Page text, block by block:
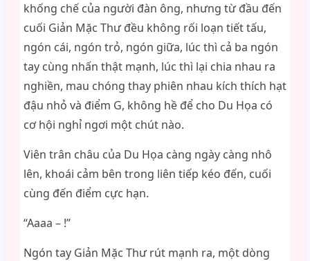
khống chế của người đàn ông, nhưng từ đầu đến
cuối Giản Mặc Thư đều không rối loạn tiết tấu,
ngón cái, ngón trỏ, ngón giữa, lúc thì cả ba ngón
tay cùng nhấn thật mạnh, lúc thì lại chia nhau ra
nghiền, mau chóng thay phiên nhau kích thích hạt
đậu nhỏ và điểm G, không hề để cho Du Họa có
cơ hội nghỉ ngơi một chút nào.
Viên trân châu của Du Họa càng ngày càng nhô
lên, khoái cảm bên trong liên tiếp kéo đến, cuối
cùng đến điểm cực hạn.
“Aaaa – !”
Ngón tay Giản Mặc Thư rút mạnh ra, một dòng